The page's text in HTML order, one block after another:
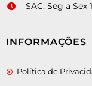
SAC: Seg a Sex
INFORMAÇÕES
Política de